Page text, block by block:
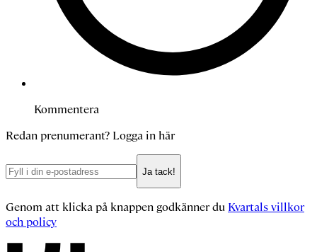
Kommentera
Redan prenumerant? Logga in här
Ja tack!
Genom att klicka på knappen godkänner du Kvartals villkor
och policy